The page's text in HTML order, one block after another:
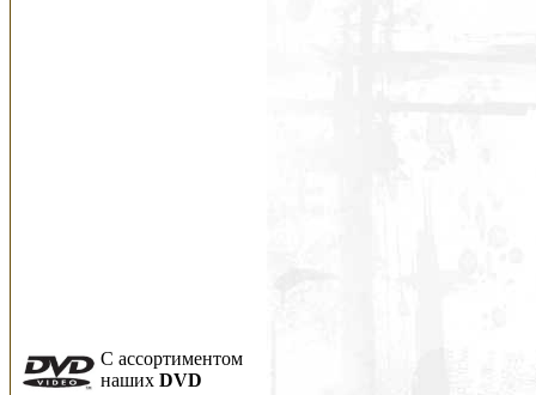
C ассортиментом
наших DVD